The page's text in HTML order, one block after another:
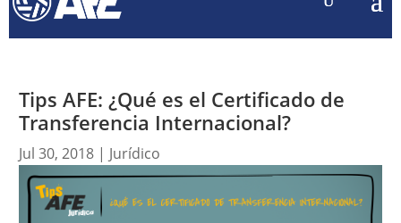
Tips AFE: ¿Qué es el Certificado de
Transferencia Internacional?
Jul 30, 2018| Jurídico